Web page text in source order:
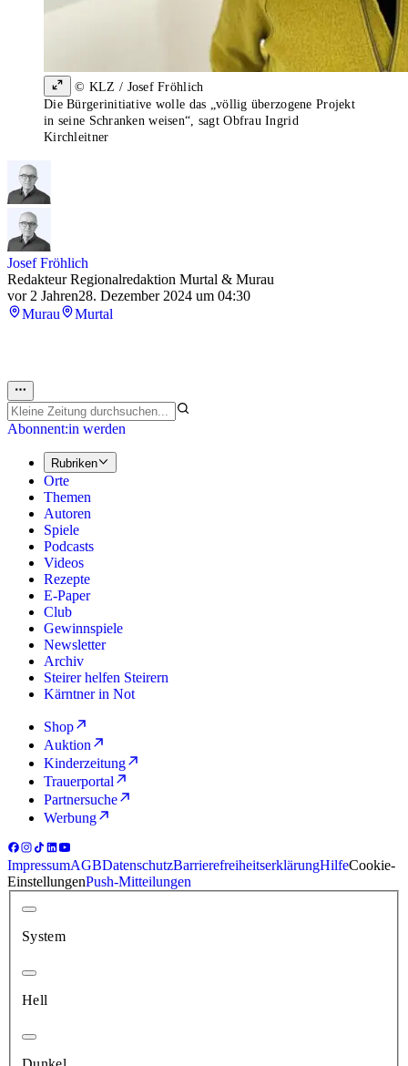
© KLZ / Josef Fröhlich
Die Bürgerinitiative wolle das „völlig überzogene Projekt
in seine Schranken weisen“, sagt Obfrau Ingrid
Kirchleitner
Josef Fröhlich
Redakteur Regionalredaktion Murtal & Murau
vor 2 Jahren28. Dezember 2024 um 04:30
Murau
Murtal
Abonnent:in werden
Rubriken
Orte
Themen
Autoren
Spiele
Podcasts
Videos
Rezepte
E-Paper
Club
Gewinnspiele
Newsletter
Archiv
Steirer helfen Steirern
Kärntner in Not
Shop
Auktion
Kinderzeitung
Trauerportal
Partnersuche
Werbung
ImpressumAGBDatenschutzBarrierefreiheitserklärungHilfeCookie-
EinstellungenPush-Mitteilungen
System
Hell